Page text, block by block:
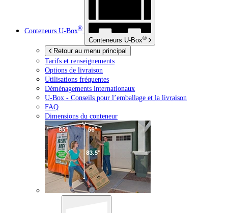
Conteneurs U-Box®
Conteneurs U-Box®
Retour au menu principal
Tarifs et renseignements
Options de livraison
Utilisations fréquentes
Déménagements internationaux
U-Box - Conseils pour l’emballage et la livraison
FAQ
Dimensions du conteneur